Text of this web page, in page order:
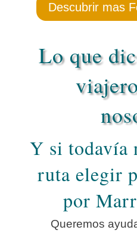
Descubrir mas
Lo que
Y si todavía
ruta elegir
por
Queremos